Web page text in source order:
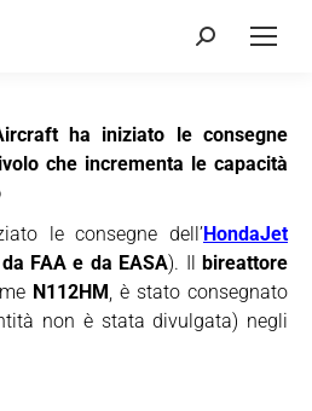
Cerca:
ha iniziato le consegne
che incrementa le capacità
le consegne dell’HondaJet
FAA e da EASA). Ilbireattore
N112HM, è stato consegnato
non è stata divulgata) negli